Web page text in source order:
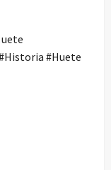
#Huete